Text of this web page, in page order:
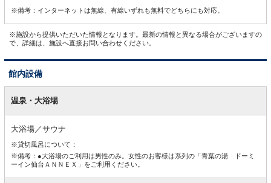
※備考：インターネットは無線、有線いずれも無料でどちらにも対応。
※施設から提供いただいた情報となります。最新の情報と異なる場合がございますの
で、詳細は、施設へ直接お問い合わせください。
館内設備
内温泉・大浴場
大浴場／サウナ
※貸切風呂について：
※備考：●大浴場のご利用は男性のみ。女性のお客様は系列の「青葉の湯 ドーミ
ーイン仙台ＡＮＮＥＸ」をご利用ください。